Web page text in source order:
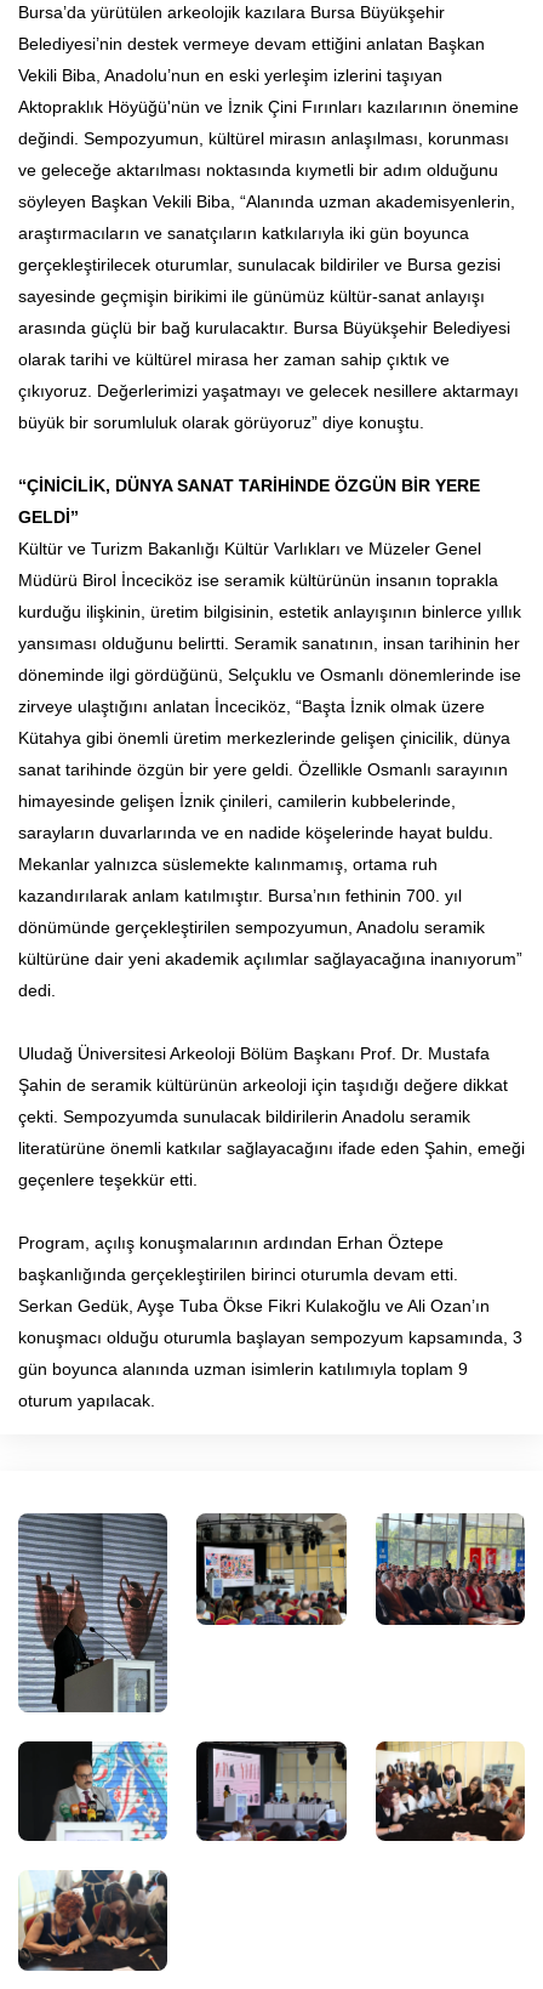
Bursa’da yürütülen arkeolojik kazılara Bursa Büyükşehir
Belediyesi’nin destek vermeye devam ettiğini anlatan Başkan
Vekili Biba, Anadolu’nun en eski yerleşim izlerini taşıyan
Aktopraklık Höyüğü'nün ve İznik Çini Fırınları kazılarının önemine
değindi. Sempozyumun, kültürel mirasın anlaşılması, korunması
ve geleceğe aktarılması noktasında kıymetli bir adım olduğunu
söyleyen Başkan Vekili Biba, “Alanında uzman akademisyenlerin,
araştırmacıların ve sanatçıların katkılarıyla iki gün boyunca
gerçekleştirilecek oturumlar, sunulacak bildiriler ve Bursa gezisi
sayesinde geçmişin birikimi ile günümüz kültür-sanat anlayışı
arasında güçlü bir bağ kurulacaktır. Bursa Büyükşehir Belediyesi
olarak tarihi ve kültürel mirasa her zaman sahip çıktık ve
çıkıyoruz. Değerlerimizi yaşatmayı ve gelecek nesillere aktarmayı
büyük bir sorumluluk olarak görüyoruz” diye konuştu.
“ÇİNİCİLİK, DÜNYA SANAT TARİHİNDE ÖZGÜN BİR YERE
GELDİ”
Kültür ve Turizm Bakanlığı Kültür Varlıkları ve Müzeler Genel
Müdürü Birol İnceciköz ise seramik kültürünün insanın toprakla
kurduğu ilişkinin, üretim bilgisinin, estetik anlayışının binlerce yıllık
yansıması olduğunu belirtti. Seramik sanatının, insan tarihinin her
döneminde ilgi gördüğünü, Selçuklu ve Osmanlı dönemlerinde ise
zirveye ulaştığını anlatan İnceciköz, “Başta İznik olmak üzere
Kütahya gibi önemli üretim merkezlerinde gelişen çinicilik, dünya
sanat tarihinde özgün bir yere geldi. Özellikle Osmanlı sarayının
himayesinde gelişen İznik çinileri, camilerin kubbelerinde,
sarayların duvarlarında ve en nadide köşelerinde hayat buldu.
Mekanlar yalnızca süslemekte kalınmamış, ortama ruh
kazandırılarak anlam katılmıştır. Bursa’nın fethinin 700. yıl
dönümünde gerçekleştirilen sempozyumun, Anadolu seramik
kültürüne dair yeni akademik açılımlar sağlayacağına inanıyorum”
dedi.
Uludağ Üniversitesi Arkeoloji Bölüm Başkanı Prof. Dr. Mustafa
Şahin de seramik kültürünün arkeoloji için taşıdığı değere dikkat
çekti. Sempozyumda sunulacak bildirilerin Anadolu seramik
literatürüne önemli katkılar sağlayacağını ifade eden Şahin, emeği
geçenlere teşekkür etti.
Program, açılış konuşmalarının ardından Erhan Öztepe
başkanlığında gerçekleştirilen birinci oturumla devam etti.
Serkan Gedük, Ayşe Tuba Ökse Fikri Kulakoğlu ve Ali Ozan’ın
konuşmacı olduğu oturumla başlayan sempozyum kapsamında, 3
gün boyunca alanında uzman isimlerin katılımıyla toplam 9
oturum yapılacak.